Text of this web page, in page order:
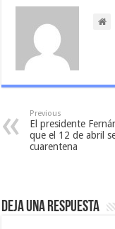
Previous
El presidente
que el 12 de abril
cuarentena
Deja una respuesta